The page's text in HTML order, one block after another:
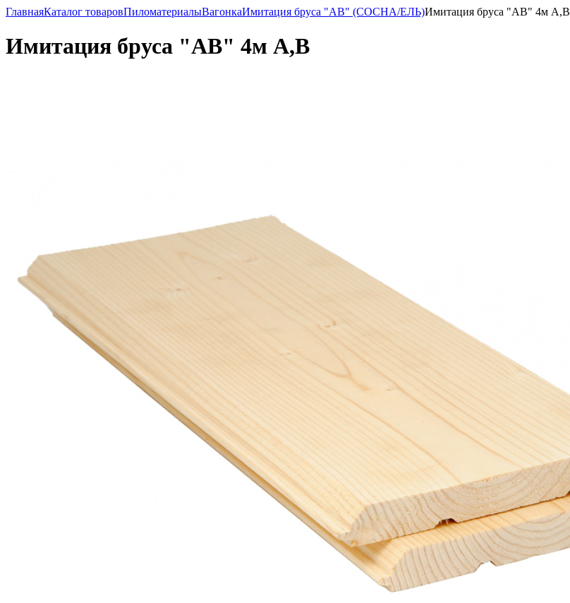
ГлавнаяКаталог товаровПиломатериалыВагонкаИмитация бруса "АВ" (СОСНА/ЕЛЬ)Имитация бруса "АВ" 4м А,В
Имитация бруса "АВ" 4м А,В